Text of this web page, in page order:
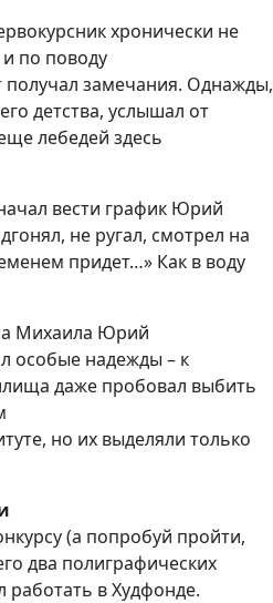
хронически не
и по поводу
получал замечания.
детства, услышал от
лебедей здесь
вести график Юрий
не ругал, смотрел на
придет…» Как в воду
Михаила Юрий
особые надежды – к
даже пробовал выбить
е, но их выделяли только
(а попробуй пройти,
два полиграфических
работать вХудфонде.